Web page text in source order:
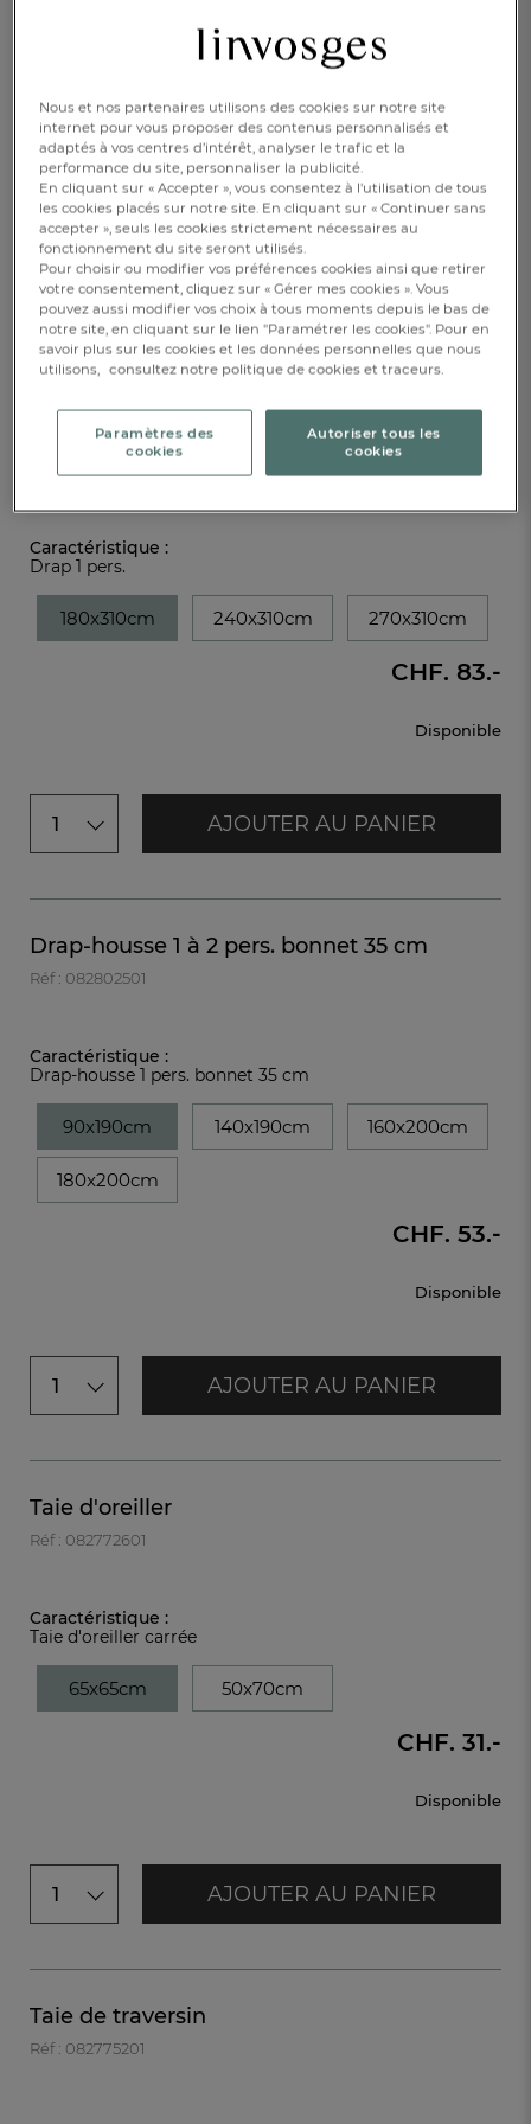
200x200cm 240x220cm
260x240cm
Disponible
1 AJOUTER AU PANIER
Drap 1 à 2 pers.
Réf : 082763501
Caractéristique :
Drap 1 pers.
180x310cm 240x310cm 270x310cm
Disponible
CHF. 83.-
1 AJOUTER AU PANIER
Drap-housse 1 à 2 pers. bonnet 35 cm
Réf : 082802501
Caractéristique :
Drap-housse 1 pers. bonnet 35 cm
90x190cm 140x190cm 160x200cm
180x200cm
Disponible
CHF. 53.-
1 AJOUTER AU PANIER
Taie d'oreiller
Réf : 082772601
Caractéristique :
Taie d'oreiller carrée
65x65cm 50x70cm
Disponible
CHF. 31.-
1 AJOUTER AU PANIER
Taie de traversin
Réf : 082775201
Nous et nos partenaires utilisons des cookies sur notre site
internet pour vous proposer des contenus personnalisés et
adaptés à vos centres d’intérêt, analyser le trafic et la
performance du site, personnaliser la publicité.
En cliquant sur « Accepter », vous consentez à l'utilisation de tous
les cookies placés sur notre site. En cliquant sur « Continuer sans
accepter », seuls les cookies strictement nécessaires au
fonctionnement du site seront utilisés.
Pour choisir ou modifier vos préférences cookies ainsi que retirer
votre consentement, cliquez sur « Gérer mes cookies ». Vous
pouvez aussi modifier vos choix à tous moments depuis le bas de
notre site, en cliquant sur le lien "Paramétrer les cookies". Pour en
savoir plus sur les cookies et les données personnelles que nous
utilisons, consultez notre politique de cookies et traceurs.
Paramètres des
cookies
Autoriser tous les
cookies